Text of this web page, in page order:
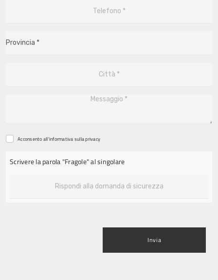
Acconsento all'informativa sullaprivacy
Scrivere la parola "Fragole" al singolare
Invia